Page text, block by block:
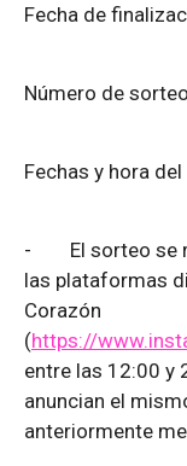
Fecha de
Número
Fechas y
- El sorteo se
las plataformas
Corazón
(https://
entre las 12:00 y
anuncian el
anteriormente